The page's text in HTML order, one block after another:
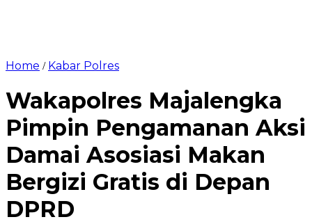
Home / Kabar Polres
Wakapolres Majalengka
Pimpin Pengamanan Aksi
Damai Asosiasi Makan
Bergizi Gratis di Depan
DPRD